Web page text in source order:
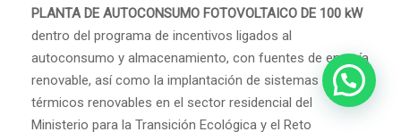
PLANTA DE AUTOCONSUMO FOTOVOLTAICO DE 100 kW
dentro del programa de incentivos ligados al
autoconsumo y almacenamiento, con fuentes de energía
renovable, así como la implantación de sistemas
térmicos renovables en el sector residencial del
Ministerio para la Transición Ecológica y el Reto
¿Necesita ayuda? Need help?